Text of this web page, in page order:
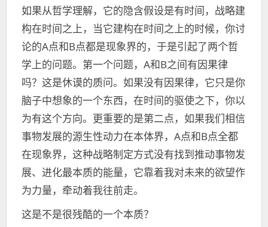
如果从哲学理解，它的隐含假设是有时间，战略建
构在时间之上，当它建构在时间之上的时候，你讨
论的A点和B点都是现象界的，于是引起了两个哲
学上的问题。第一个问题，A和B之间有因果律
吗？这是休谟的质问。如果没有因果律，它只是你
脑子中想象的一个东西，在时间的驱使之下，你以
为有这个方向。更重要的是第二点，如果我们相信
事物发展的源生性动力在本体界，A点和B点全都
在现象界，这种战略制定方式没有找到推动事物发
展、进化最本质的能量，它靠着我对未来的欲望作
为力量，牵动着我往前走。
这是不是很残酷的一个本质？